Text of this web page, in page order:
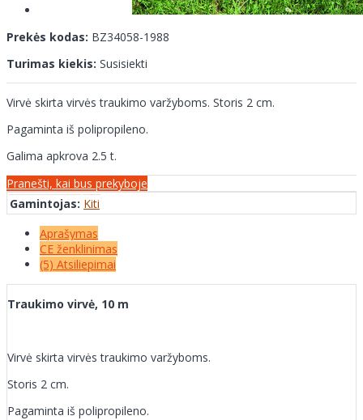
Prekės kodas: BZ34058-1988
Turimas kiekis: Susisiekti
Virvė skirta virvės traukimo varžyboms. Storis 2 cm.
Pagaminta iš polipropileno.
Galima apkrova 2.5 t.
Pranešti, kai bus prekyboje
Gamintojas: Kiti
Aprašymas
CE ženklinimas
(5) Atsiliepimai
Traukimo virvė, 10 m
Virvė skirta virvės traukimo varžyboms.
Storis 2 cm.
Pagaminta iš polipropileno.